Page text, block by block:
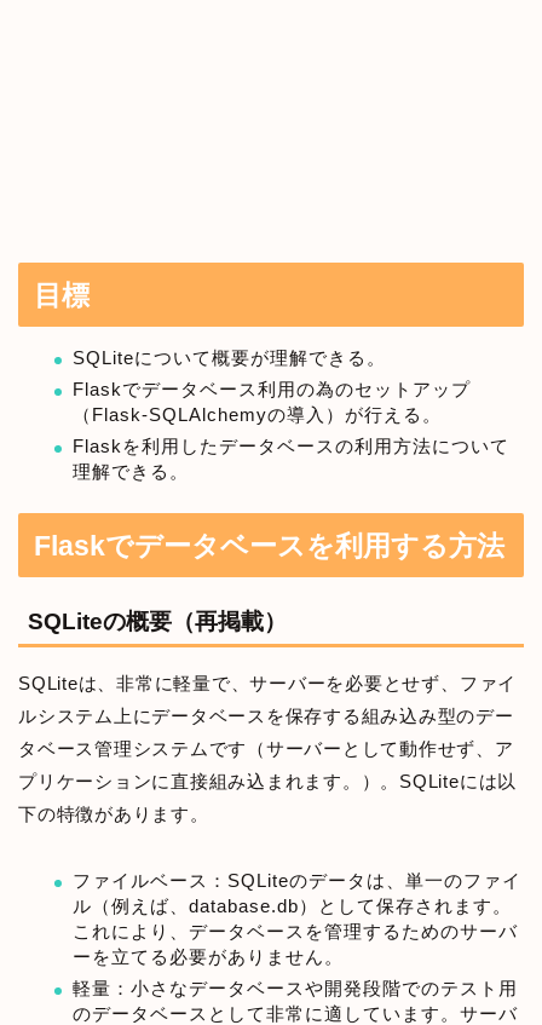
目標
SQLiteについて概要が理解できる。
Flaskでデータベース利用の為のセットアップ
（Flask-SQLAlchemyの導入）が行える。
Flaskを利用したデータベースの利用方法について
理解できる。
Flaskでデータベースを利用する方法
SQLiteの概要（再掲載）
SQLiteは、非常に軽量で、サーバーを必要とせず、ファイ
ルシステム上にデータベースを保存する組み込み型のデー
タベース管理システムです（サーバーとして動作せず、ア
プリケーションに直接組み込まれます。）。SQLiteには以
下の特徴があります。
ファイルベース：SQLiteのデータは、単一のファイ
ル（例えば、database.db）として保存されます。
これにより、データベースを管理するためのサーバ
ーを立てる必要がありません。
軽量：小さなデータベースや開発段階でのテスト用
のデータベースとして非常に適しています。サーバ